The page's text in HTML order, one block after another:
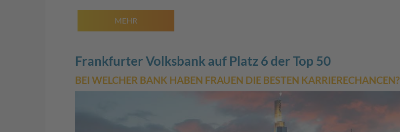
MEHR
Frankfurter Volksbank auf Platz 6 der Top 50
BEI WELCHER BANK HABEN FRAUEN DIE BESTEN KARRIERECHANCEN?